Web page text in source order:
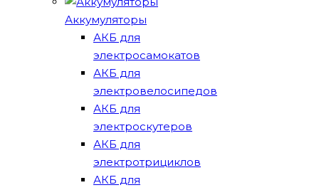
Аккумуляторы
АКБ для
электросамокатов
АКБ для
электровелосипедов
АКБ для
электроскутеров
АКБ для
электротрициклов
АКБ для